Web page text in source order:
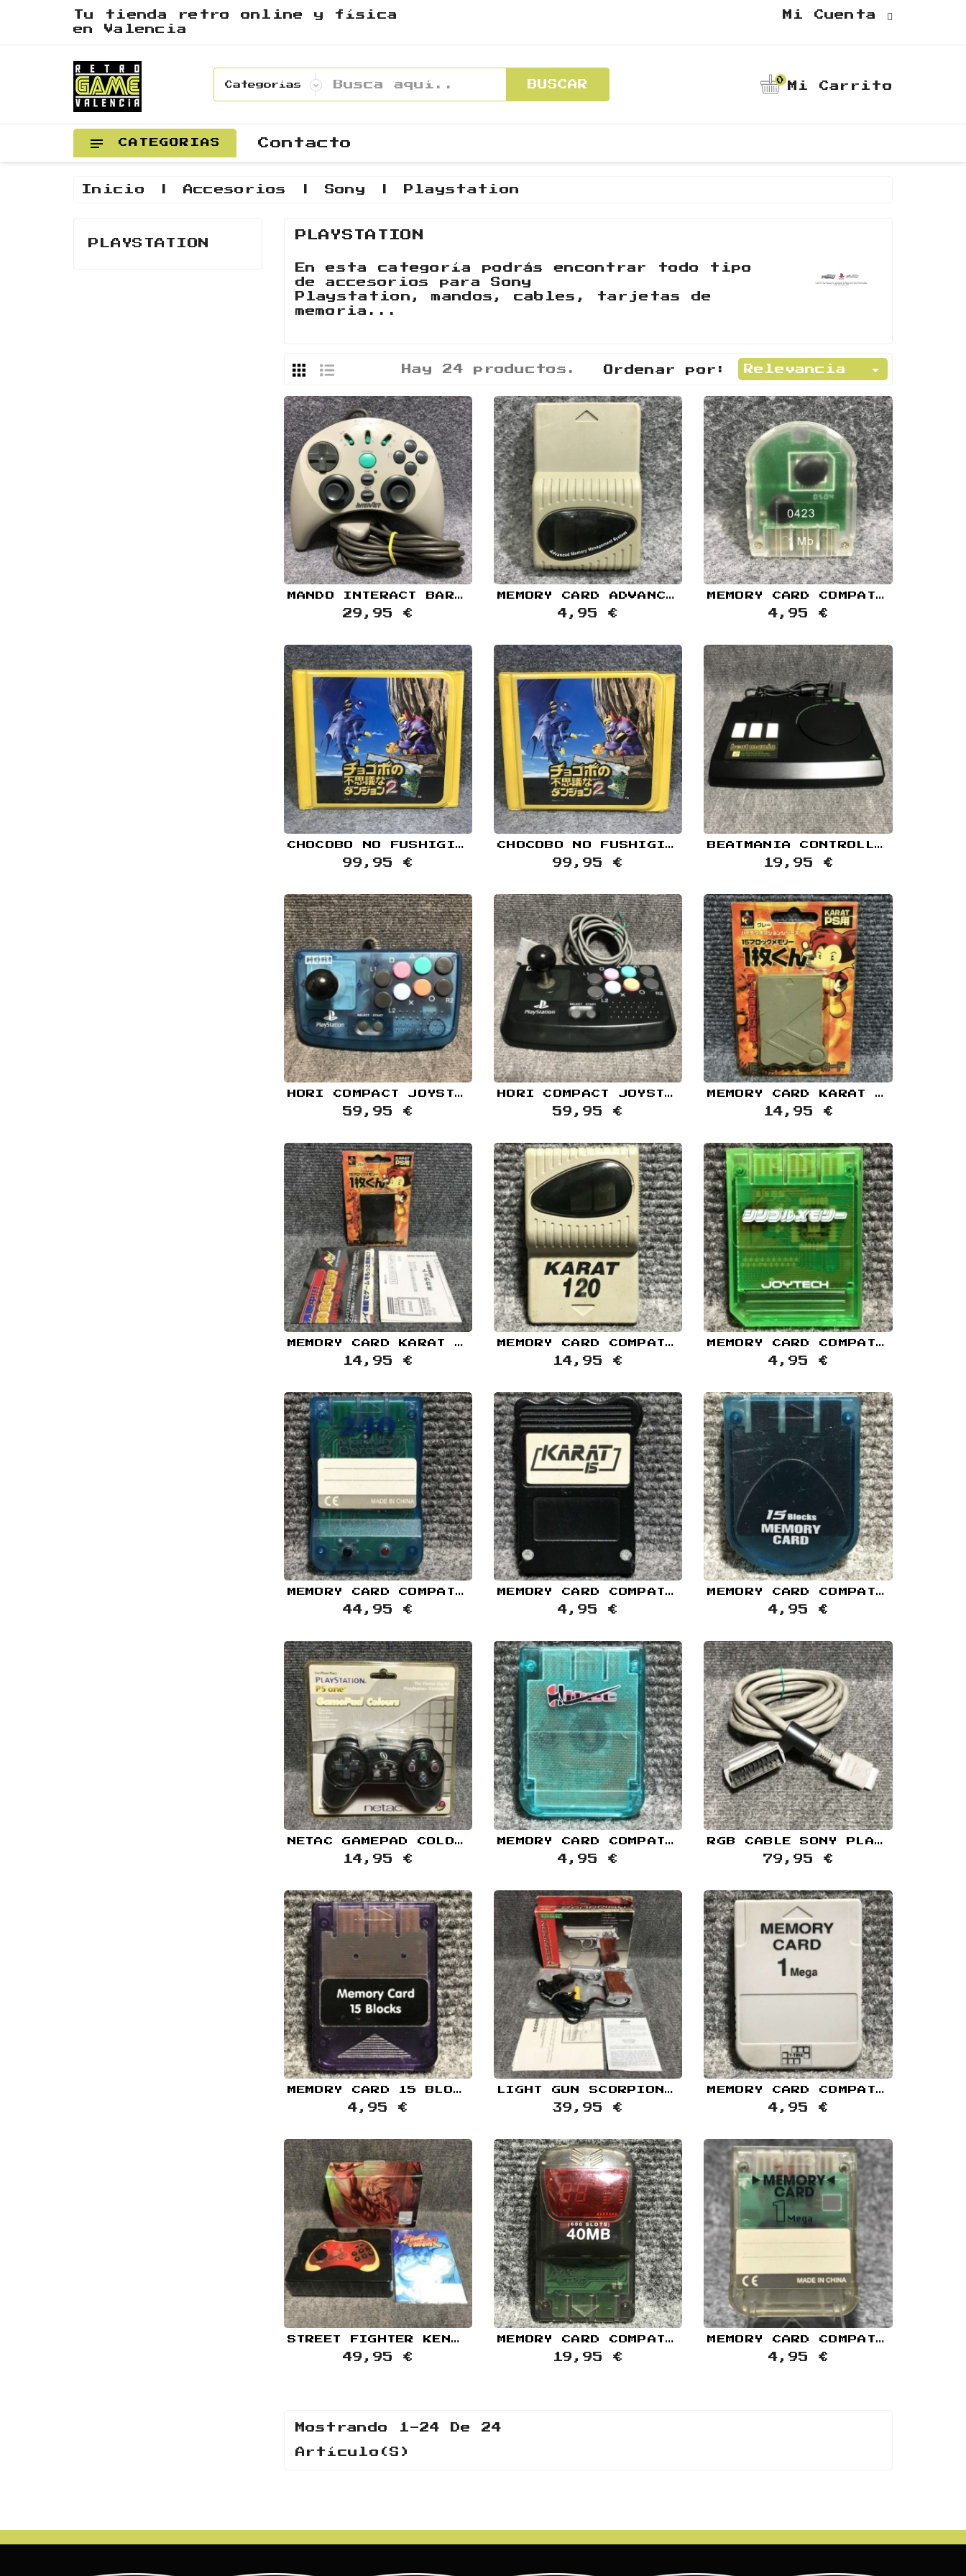
Tu tienda retro online y física
en Valencia
Mi Cuenta
BUSCAR 0
Mi Carrito
CATEGORIAS Contacto
Inicio Accesorios Sony Playstation
PLAYSTATION
PLAYSTATION
En esta categoría podrás encontrar todo tipo
de accesorios para Sony
Playstation, mandos, cables, tarjetas de
memoria...
Hay 24 productos. Ordenar por: Relevancia 
MANDO INTERACT BARRACUDA SV 1122 SONY PLAYSTATION PS1
29,95 €
MEMORY CARD ADVANCED MEMORY MANAGEMENT SYSTEM 1MB SONY PLAYSTATION PS1
4,95 €
MEMORY CARD COMPATIBLE TRANSPARENTE 1MB SONY PLAYSTATION PS1
4,95 €
CHOCOBO NO FUSHIGI NA DUNGEON 2 PORTA CDS SONY PLAYSTATION PS1
99,95 €
CHOCOBO NO FUSHIGI NA DUNGEON 2 PORTA CDS SONY PLAYSTATION PS1
99,95 €
BEATMANIA CONTROLLER SONY PLAYSTATION PS1
19,95 €
HORI COMPACT JOYSTICK AZUL TRANSPARENTE SONY PLAYSTATION PS1
59,95 €
HORI COMPACT JOYSTICK SONY PLAYSTATION PS1
59,95 €
MEMORY CARD KARAT 15 BLOQUES GRIS SONY PLAYSTATION PS1
14,95 €
MEMORY CARD KARAT 15 BLOQUES NEGRO SONY PLAYSTATION PS1
14,95 €
MEMORY CARD COMPATIBLE KARAT 120 GRIS SONY PLAYSTATION PS1
14,95 €
MEMORY CARD COMPATIBLE JOYTECH VERDE TRANSPARENTE SONY PLAYSTATION PS1
4,95 €
MEMORY CARD COMPATIBLE 240 AZUL TRANSPARENTE SONY PLAYSTATION PS1
44,95 €
MEMORY CARD COMPATIBLE KARAT 15 NEGRO SONY PLAYSTATION PS1
4,95 €
MEMORY CARD COMPATIBLE 15 BLOCKS AZUL TRANSPARENTE SONY PLAYSTATION PS1
4,95 €
NETAC GAMEPAD COLOURS NEGRO NUEVO SONY PLAYSTATION PS1 MANDO
14,95 €
MEMORY CARD COMPATIBLE HITEC 1MB AZUL TRANSPARENTE SONY PLAYSTATION PS1
4,95 €
RGB CABLE SONY PLAYSTATION PS1
79,95 €
MEMORY CARD 15 BLOCKS COMPATIBLE MORADO TRANSPARENTE SONY PLAYSTATION PS1
4,95 €
LIGHT GUN SCORPION SONY PLAYSTATION PS1
39,95 €
MEMORY CARD COMPATIBLE T TRIX 1MB GRIS SONY PLAYSTATION PS1
4,95 €
STREET FIGHTER KEN 15TH ANNIVERSARY EDITION CONTROLLER SONY PLAYSTATION PS1
49,95 €
MEMORY CARD COMPATIBLE NEGRO TRANSPARENTE 40MB SONY PLAYSTATION PS1
19,95 €
MEMORY CARD COMPATIBLE 1 MEGA TRANSPARENTE SONY PLAYSTATION PS1
4,95 €
Mostrando 1-24 De 24
Artículo(s)